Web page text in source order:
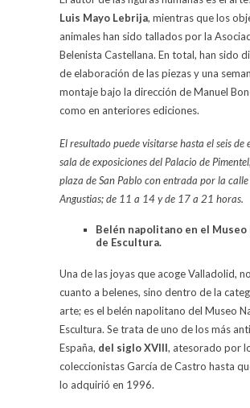
Luis Mayo Lebrija, mientras que los
animales han sido tallados por la
Belenista Castellana. En total, han sido
de elaboración de las piezas y una
montaje bajo la dirección de Manuel
como en anteriores ediciones.
El resultado puede visitarse hasta el seis de
sala de exposiciones del Palacio de
plaza de San Pablo con entrada por la calle
Angustias; de 11 a 14 y de 17 a 21 horas.
Belén napolitano en el Museo
de Escultura.
Una de las joyas que acoge Valladolid,
cuanto a belenes, sino dentro de la
arte; es el belén napolitano del Museo
Escultura. Se trata de uno de los más
España, del siglo XVIII, atesorado por
coleccionistas García de Castro hasta
lo adquirió en 1996.